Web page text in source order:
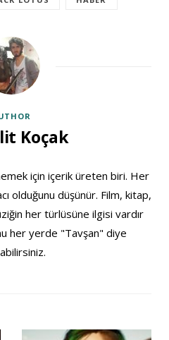
Koçak
için içerik üreten biri. Her
olduğunu düşünür. Film, kitap,
her türlüsüne ilgisi vardır
her yerde "Tavşan" diye